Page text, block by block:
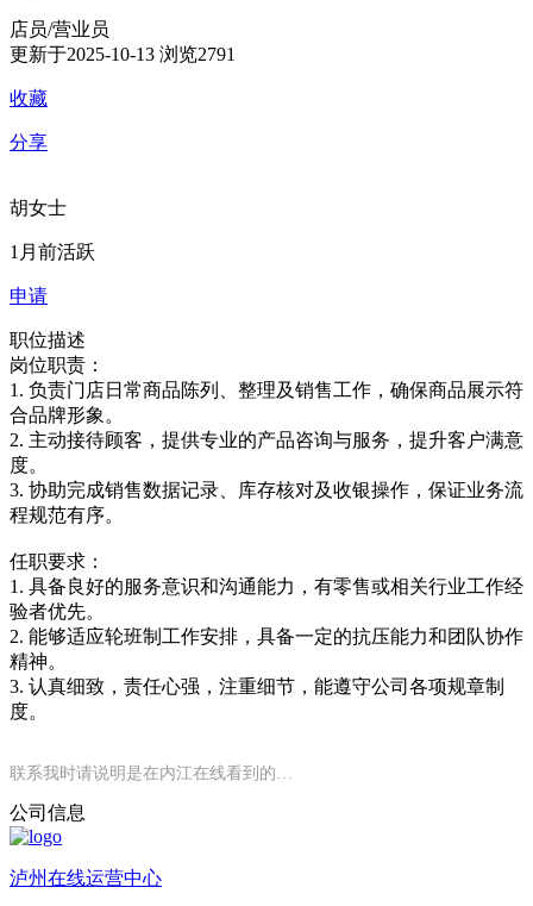
店员/营业员
更新于2025-10-13 浏览2791
收藏
分享
胡女士
1月前活跃
申请
职位描述
岗位职责：
1. 负责门店日常商品陈列、整理及销售工作，确保商品展示符
合品牌形象。
2. 主动接待顾客，提供专业的产品咨询与服务，提升客户满意
度。
3. 协助完成销售数据记录、库存核对及收银操作，保证业务流
程规范有序。
任职要求：
1. 具备良好的服务意识和沟通能力，有零售或相关行业工作经
验者优先。
2. 能够适应轮班制工作安排，具备一定的抗压能力和团队协作
精神。
3. 认真细致，责任心强，注重细节，能遵守公司各项规章制
度。
联系我时请说明是在内江在线看到的…
公司信息
泸州在线运营中心